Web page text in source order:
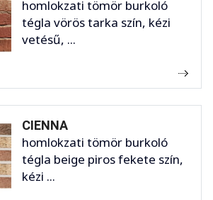
homlokzati tömör burkoló
tégla vörös tarka szín, kézi
vetésű, ...
CIENNA
homlokzati tömör burkoló
tégla beige piros fekete szín,
kézi ...